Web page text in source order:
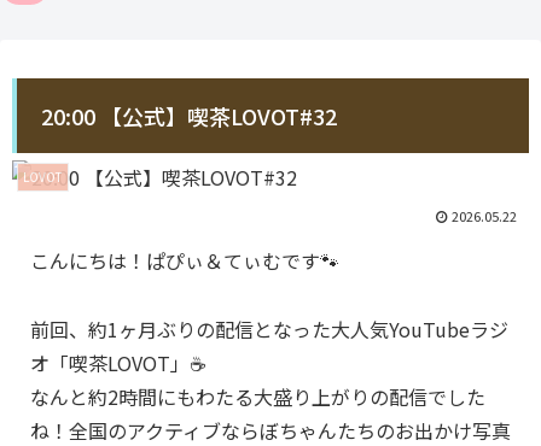
20:00 【公式】喫茶LOVOT#32
LOVOT
2026.05.22
こんにちは！ぱぴぃ＆てぃむです🐾
前回、約1ヶ月ぶりの配信となった大人気YouTubeラジ
オ「喫茶LOVOT」☕️
なんと約2時間にもわたる大盛り上がりの配信でした
ね！全国のアクティブならぼちゃんたちのお出かけ写真